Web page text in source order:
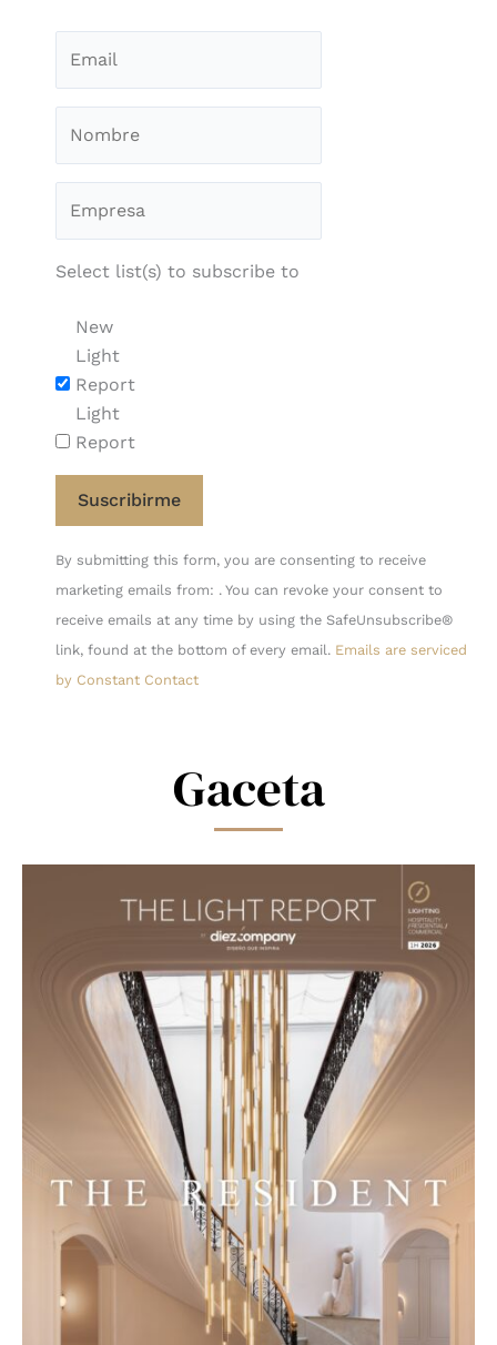
Select list(s) to subscribe to
New
Light
Report
Light
Report
Constant
Contact
Use.
Please
leave
By submitting this form, you are consenting to receive
marketing emails from: . You can revoke your consent to
receive emails at any time by using the SafeUnsubscribe®
link, found at the bottom of every email. Emails are serviced
by Constant Contact
Gaceta